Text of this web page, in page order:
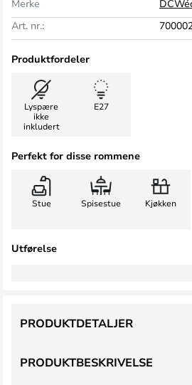
Merke
Art. nr.:
Produktfordeler
Lyspære
ikke
inkludert
E27
Perfekt for disse rommene
Stue Spisestue Kjøkken
Utførelse
PRODUKTBESKRIVELSE
PRODUKTDETALJER